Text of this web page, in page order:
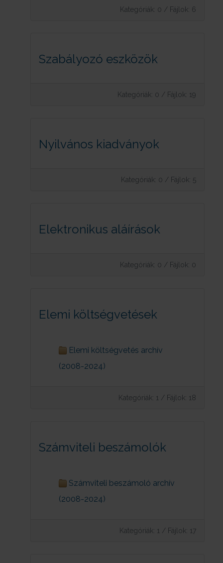
Kategóriák: 0 / Fájlok: 6
Szabályozó eszközök
Kategóriák: 0 / Fájlok: 19
Nyilvános kiadványok
Kategóriák: 0 / Fájlok: 5
Elektronikus aláírások
Kategóriák: 0 / Fájlok: 0
Elemi költségvetések
Elemi költségvetés archív
(2008-2024)
Kategóriák: 1 / Fájlok: 18
Számviteli beszámolók
Számviteli beszámoló archív
(2008-2024)
Kategóriák: 1 / Fájlok: 17